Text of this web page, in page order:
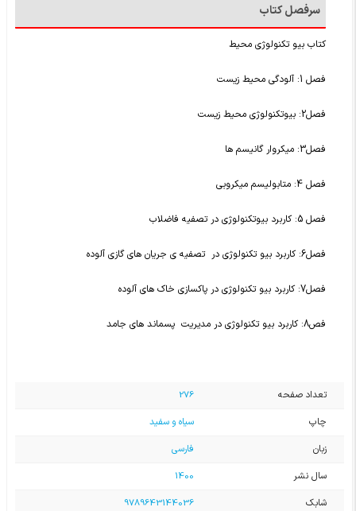
سرفصل کتاب
کتاب بیو تکنولوژی محیط
فصل 1: آلودگی محیط زیست
فصل2: بیوتکنولوژی محیط زیست
فصل3: میکروار گانیسم ها
فصل 4: متابولیسم میکروبی
فصل 5: کاربرد بیوتکنولوژی در تصفیه فاضلاب
فصل6: کاربرد بیو تکنولوژی در تصفیه ی جریان های گازی آلوده
فصل7: کاربرد بیو تکنولوژی در پاکسازی خاک های آلوده
فص8: کاربرد بیو تکنولوژی در مدیریت پسماند های جامد
تعداد صفحه
276
چاپ
سیاه و سفید
زبان
فارسی
سال نشر
1400
شابک
9789643144036